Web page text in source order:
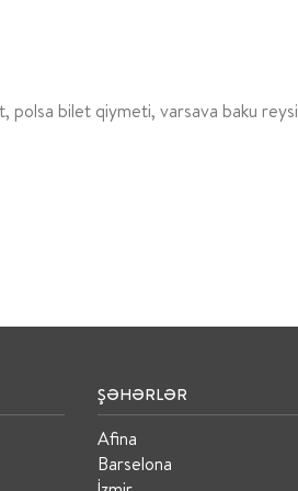
polsa bilet qiymeti, varsava baku reysi
ŞƏHƏRLƏR
Afina
Barselona